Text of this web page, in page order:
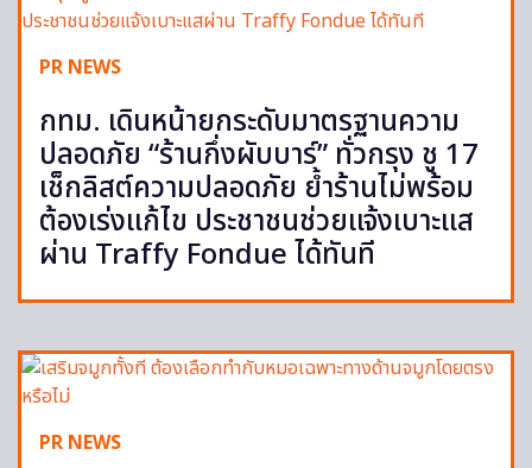
PR NEWS
กทม. เดินหน้ายกระดับมาตรฐานความ
ปลอดภัย “ร้านกึ่งผับบาร์” ทั่วกรุง ชู 17
เช็กลิสต์ความปลอดภัย ย้ำร้านไม่พร้อม
ต้องเร่งแก้ไข ประชาชนช่วยแจ้งเบาะแส
ผ่าน Traffy Fondue ได้ทันที
PR NEWS